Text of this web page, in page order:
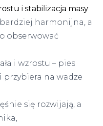
i stabilizacja masy
harmonijna, a
obserwować
i wzrostu – pies
przybiera na wadze
się rozwijają, a